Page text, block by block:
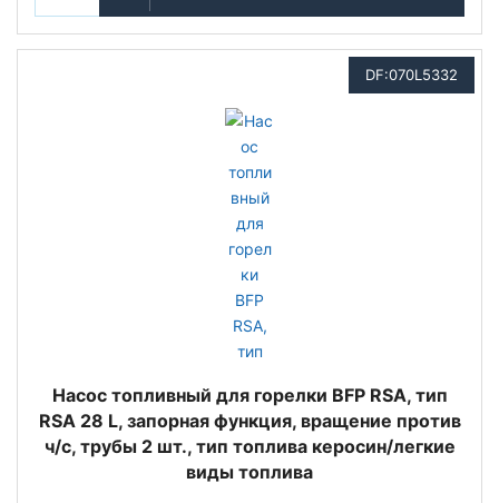
DF:070L5332
Насос топливный для горелки BFP RSA, тип
RSA 28 L, запорная функция, вращение против
ч/с, трубы 2 шт., тип топлива керосин/легкие
виды топлива